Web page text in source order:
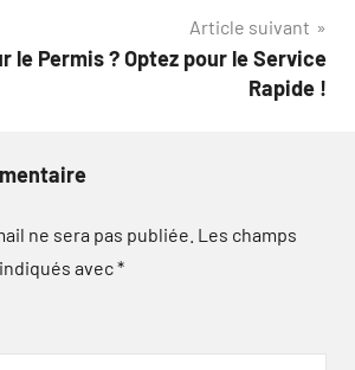
Article suivant
le Permis ? Optez pour le Service
Rapide !
ne sera pas publiée. Les champs
avec*